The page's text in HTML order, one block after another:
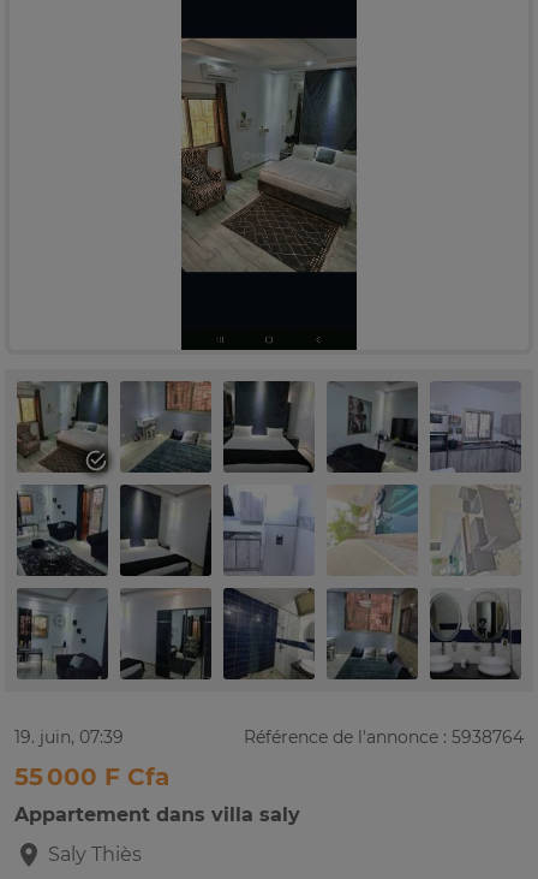
19. juin, 07:39 Référence de l'annonce : 5938764
55 000 F Cfa
Appartement dans villa saly
Saly Thiès